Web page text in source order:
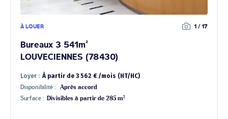
À LOUER 1 / 17
Bureaux 3 541m²
LOUVECIENNES (78430)
Loyer : À partir de 3 562 € /mois (HT/HC)
Disponibilité :
Après accord
Surface : Divisibles à partir de 285 m²